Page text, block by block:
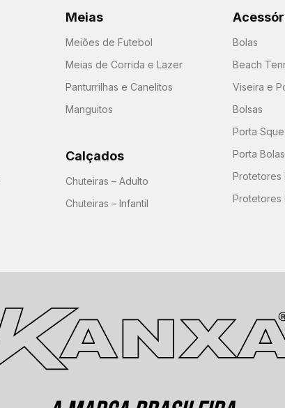
Meias
Meiões de Futebol
Meias de Corrida e Lazer
Panturrilhas e Canelitos
Manguitos
Calçados
Chuteiras – Adulto
Chuteiras – Infantil
Bolas
Beach
Viseira e
Bolsas
Porta
Porta Bolas
Protetores
Protetores